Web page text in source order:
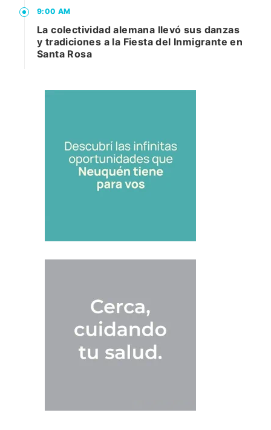
9:00 AM
La colectividad alemana llevó sus danzas
y tradiciones a la Fiesta del Inmigrante en
Santa Rosa